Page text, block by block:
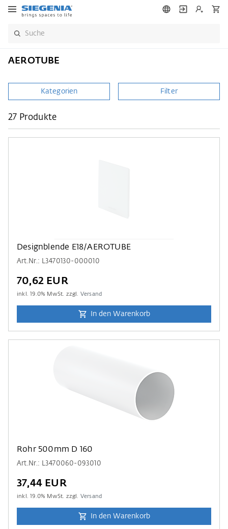
AEROTUBE
Kategorien Filter
27 Produkte
Designblende E18/AEROTUBE
Art.Nr.: L3470130-000010
70,62 EUR
inkl.19.0% MwSt. zzgl. Versand
In den Warenkorb
Rohr 500mm D 160
Art.Nr.: L3470060-093010
37,44 EUR
inkl.19.0% MwSt. zzgl. Versand
In den Warenkorb